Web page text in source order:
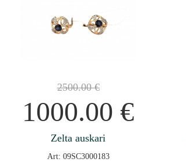
2500.00€
1000.00€
Zelta auskari
Art: 09SC3000183